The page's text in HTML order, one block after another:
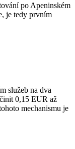
po Apeninském
je tedy prvním
služeb na dva
0,15 EUR až
mechanismu je